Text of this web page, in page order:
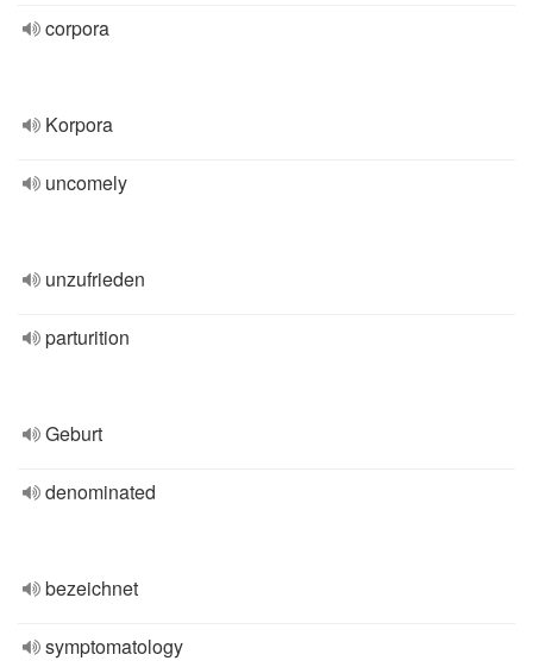
corpora
Korpora
uncomely
unzufrieden
parturition
Geburt
denominated
bezeichnet
symptomatology